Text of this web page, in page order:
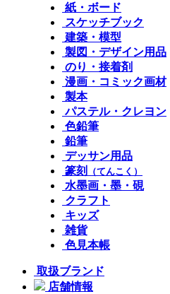
紙・ボード
スケッチブック
建築・模型
製図・デザイン用品
のり・接着剤
漫画・コミック画材
製本
パステル・クレヨン
色鉛筆
鉛筆
デッサン用品
篆刻
（てんこく）
水墨画・墨・硯
クラフト
キッズ
雑貨
色見本帳
取扱ブランド
店舗情報